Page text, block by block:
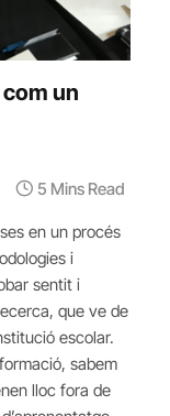
un
5 Mins Read
en un procés
i
sentit i
que ve de
escolar.
sabem
lloc fora de